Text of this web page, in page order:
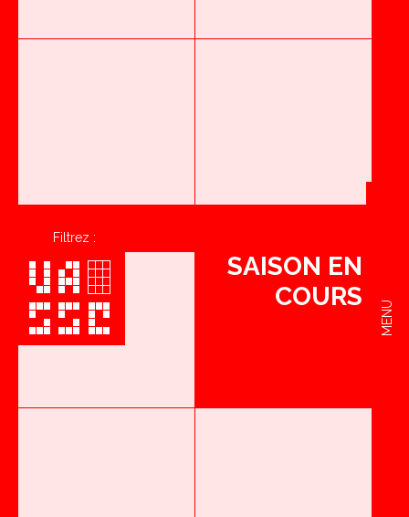
Filtrez :
MENU
SAISON EN
COURS